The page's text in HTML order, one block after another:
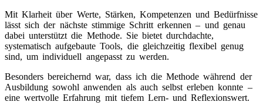
Mit Klarheit über Werte, Stärken, Kompetenzen und Bedürfnisse
lässt sich der nächste stimmige Schritt erkennen – und genau
dabei unterstützt die Methode. Sie bietet durchdachte,
systematisch aufgebaute Tools, die gleichzeitig flexibel genug
sind, um individuell angepasst zu werden.
Besonders bereichernd war, dass ich die Methode während der
Ausbildung sowohl anwenden als auch selbst erleben konnte –
eine wertvolle Erfahrung mit tiefem Lern- und Reflexionswert.